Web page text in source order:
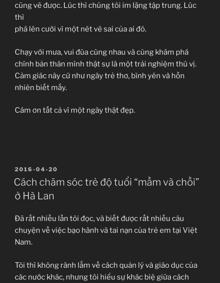
cũng vẽ được. Lúc thì chúng tôi im lặng tập trung. Lúc
thì
phá lên cười vì một nét vẽ sai của ai đó.
Chạy với mưa, vui đùa cùng nhau và cùng khám phá
chính bản thân mình thật sự là một trải nghiệm thú vị.
Cảm giác này cứ như ngày trẻ thơ, bình yên và hồn
nhiên biết mấy.
Cám ơn tất cả vì một ngày thật đẹp.
ĐĂNG
TRONG
2016-04-20
Cách chăm sóc trẻ độ tuổi “mầm và chồi”
ở Hà Lan
Đã rất nhiều lần tôi đọc, và biết được rất nhiều câu
chuyện về việc bạo hành và tai nạn của trẻ em tại Việt
Nam.
Tôi thì không rành lắm về cách quản lý và giáo dục của
các nước khác, nhưng tôi hiểu sự khác biệ giữa cách